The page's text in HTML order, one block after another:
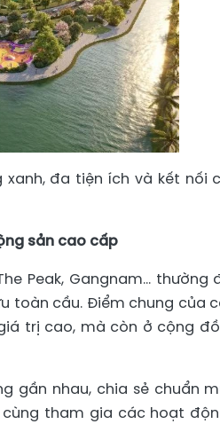
đa tiện ích và kết nối
sản cao cấp
Peak, Gangnam…
toàn cầu. Điểm chung của
trị cao, mà còn ở cộng
gần nhau, chia sẻ chuẩn
tham gia các hoạt